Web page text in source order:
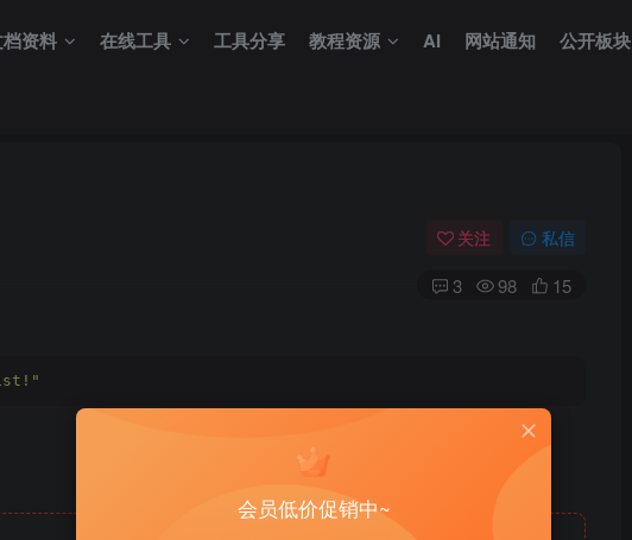
资料 在线工具 工具分享 教程资源 AI 网站通知 公开板块
关注 私信
3 98 15
会员低价促销中~